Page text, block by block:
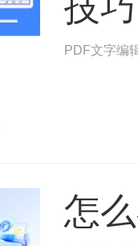
PDF文字编
怎